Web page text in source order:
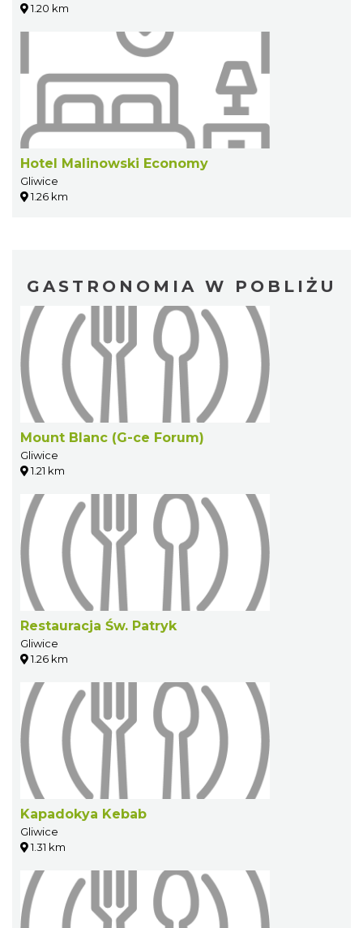
1.20 km
Hotel Malinowski Economy
Gliwice
1.26 km
GASTRONOMIA W POBLIŻU
Mount Blanc (G-ce Forum)
Gliwice
1.21 km
Restauracja Św. Patryk
Gliwice
1.26 km
Kapadokya Kebab
Gliwice
1.31 km